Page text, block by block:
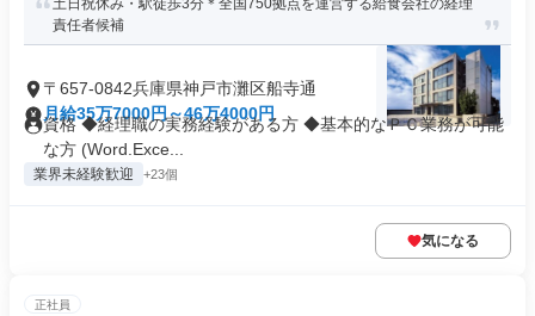
土日祝休み・駅徒歩3分＊全国750拠点を運営する給食会社の経理
責任者候補
〒657-0842兵庫県神戸市灘区船寺通
月給35万7000円～46万4000円
資格 ◆経理職の実務経験がある方 ◆基本的なＰＣ業務が可能
な方 (Word.Exce...
業界未経験歓迎 +23個
気になる
正社員